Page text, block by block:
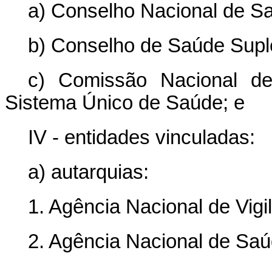
a) Conselho Nacional de
b) Conselho de Saúde
c) Comissão Nacional
Sistema Único de Saúde; e
IV - entidades vinculadas:
a) autarquias:
1. Agência Nacional de
2. Agência Nacional de